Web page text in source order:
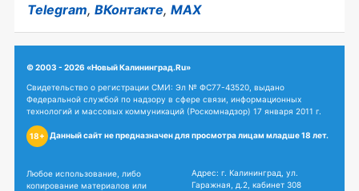
Telegram, ВКонтакте, MAX
© 2003 - 2026 «Новый Калининград.Ru»
Свидетельство о регистрации СМИ: Эл № ФС77-43520, выдано
Федеральной службой по надзору в сфере связи, информационных
технологий и массовых коммуникаций (Роскомнадзор) 17 января 2011 г.
18+ Данный сайт не предназначен для просмотра лицам младше 18 лет.
Любое использование, либо
копирование материалов или
Адрес: г. Калининград, ул.
Гаражная, д.2, кабинет 308